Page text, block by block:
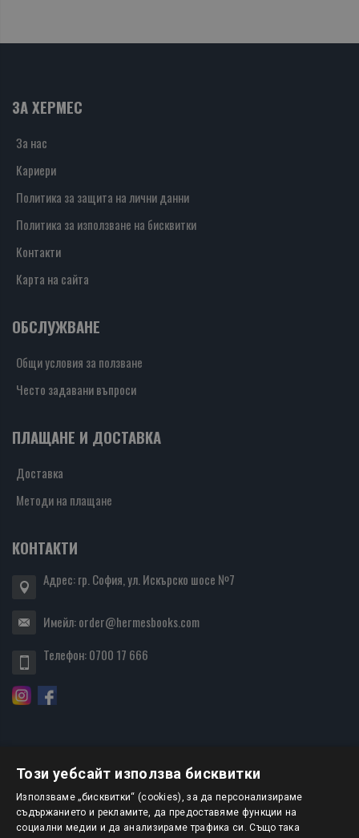
ЗА ХЕРМЕС
За нас
Кариери
Политика за защита на лични данни
Политика за използване на бисквитки
Контакти
Карта на сайта
ОБСЛУЖВАНЕ
Общи условия за ползване
Често задавани въпроси
ПЛАЩАНЕ И ДОСТАВКА
Доставка
Методи на плащане
КОНТАКТИ
Адрес: гр. София, ул. Искърско шосе №7
Имейл:order@hermesbooks.com
Телефон:0700 17 666
БЮЛЕТИН
Този уебсайт използва бисквитки
Използваме „бисквитки“ (cookies), за да персонализираме
съдържанието и рекламите, да предоставяме функции на
социални медии и да анализираме трафика си. Също така